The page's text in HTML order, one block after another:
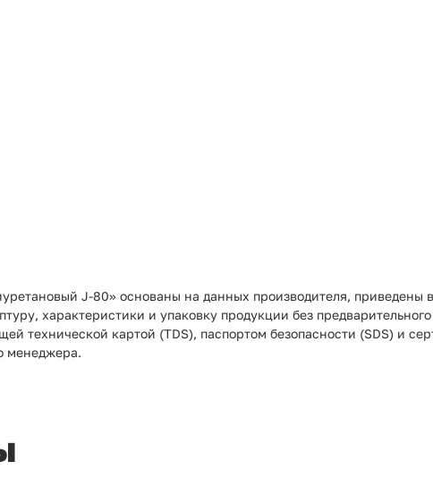
J-80» основаны на данных производителя, приведены
характеристики и упаковку продукции без
технической картой (TDS), паспортом безопасности (SDS) и
менеджера.